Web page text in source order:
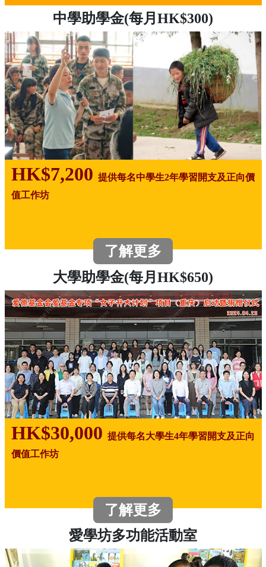
中學助學金(每月HK$300)
HK$7,200 提供每名中學生2年學習開支及正向價
值工作坊
了解更多
大學助學金(每月HK$650)
HK$30,000 提供每名大學生4年學習開支及正向
價值工作坊
了解更多
愛學坊多功能活動室